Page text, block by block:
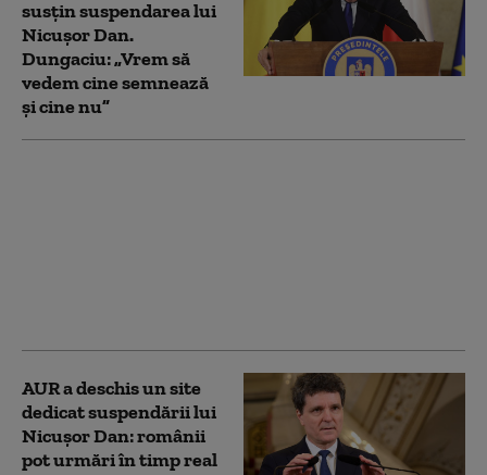
susțin suspendarea lui
Nicușor Dan.
Dungaciu: „Vrem să
vedem cine semnează
și cine nu”
AUR a deschis un site
dedicat suspendării lui
Nicușor Dan: românii
pot urmări în timp real